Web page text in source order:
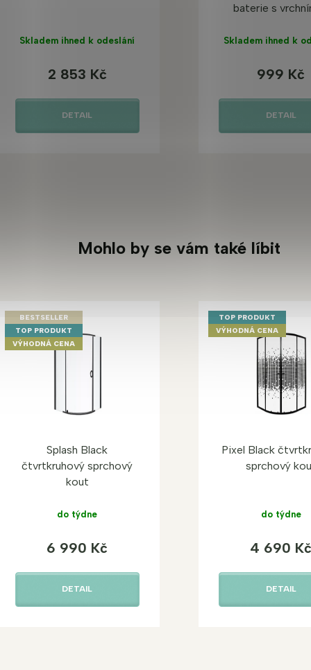
Skladem ihned k odeslání
2 853 Kč
DETAIL
baterie s
Skladem ihned k
999 Kč
DETAIL
Mohlo by se vám také líbit
BESTSELLER
TOP PRODUKT
VÝHODNÁ CENA
Splash Black
čtvrtkruhový sprchový
kout
do týdne
6 990 Kč
DETAIL
TOP PRODUKT
VÝHODNÁ CENA
Pixel Black
sprchový
do týdne
4 690 Kč
DETAIL